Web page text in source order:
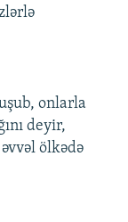
onlarla
deyir,
ölkədə